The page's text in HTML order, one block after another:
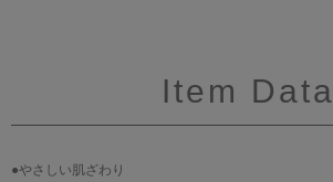
Item Data
●やさしい肌ざわり